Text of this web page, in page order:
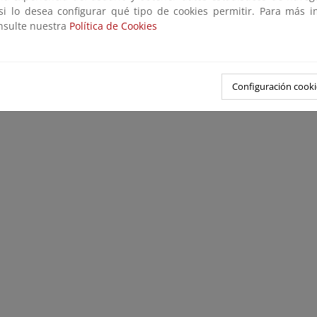
del ozono estratosférico, así como una relación de las
como en modelización, se realizan en la AEMET
lo desea configurar qué tipo de cookies permitir. Para más
nuestra Política de Cookies
Configuración